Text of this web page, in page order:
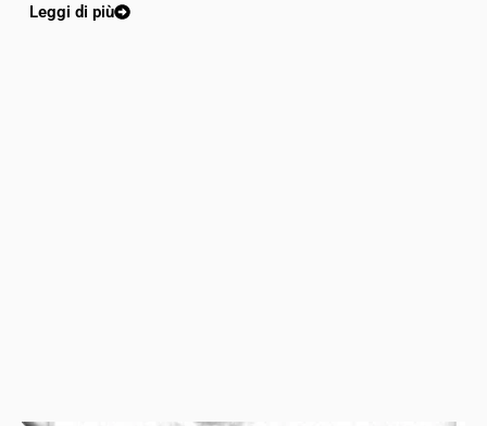
Leggi di più